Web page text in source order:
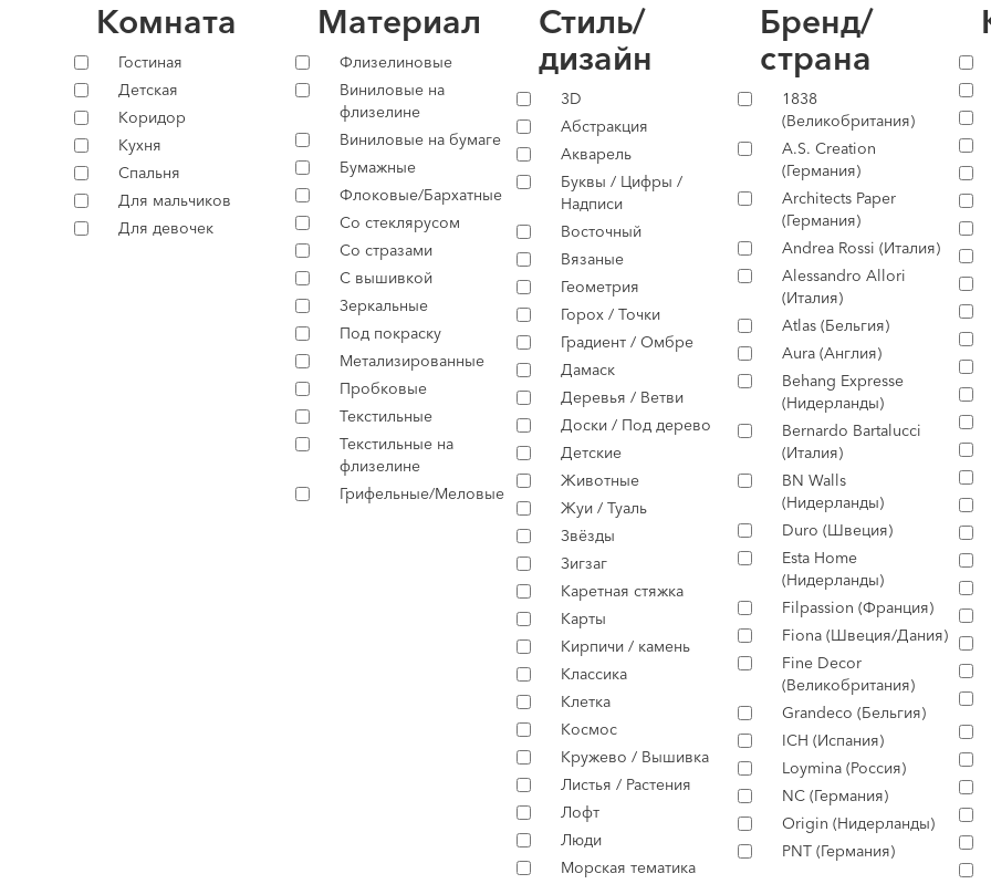
Комната
Гостиная
Детская
Коридор
Кухня
Спальня
Для мальчиков
Для девочек
Материал
Флизелиновые
Виниловые на
флизелине
Виниловые на бумаге
Бумажные
Флоковые/Бархатные
Со стеклярусом
Со стразами
С вышивкой
Зеркальные
Под покраску
Метализированные
Пробковые
Текстильные
Текстильные на
флизелине
Грифельные/Меловые
Стиль/
дизайн
3D
Абстракция
Акварель
Буквы / Цифры /
Надписи
Восточный
Вязаные
Геометрия
Горох / Точки
Градиент / Омбре
Дамаск
Деревья / Ветви
Доски / Под дерево
Детские
Животные
Жуи / Туаль
Звёзды
Зигзаг
Каретная стяжка
Карты
Кирпичи / камень
Классика
Клетка
Космос
Кружево / Вышивка
Листья / Растения
Лофт
Люди
Морская тематика
Бренд/
страна
1838
(Великобритания)
A.S. Creation
(Германия)
Architects Paper
(Германия)
Andrea Rossi (Италия)
Alessandro Allori
(Италия)
Atlas (Бельгия)
Aura (Англия)
Behang Expresse
(Нидерланды)
Bernardo Bartalucci
(Италия)
BN Walls
(Нидерланды)
Duro (Швеция)
Esta Home
(Нидерланды)
Filpassion (Франция)
Fiona (Швеция/Дания)
Fine Decor
(Великобритания)
Grandeco (Бельгия)
ICH (Испания)
Loymina (Россия)
NC (Германия)
Origin (Нидерланды)
PNT (Германия)